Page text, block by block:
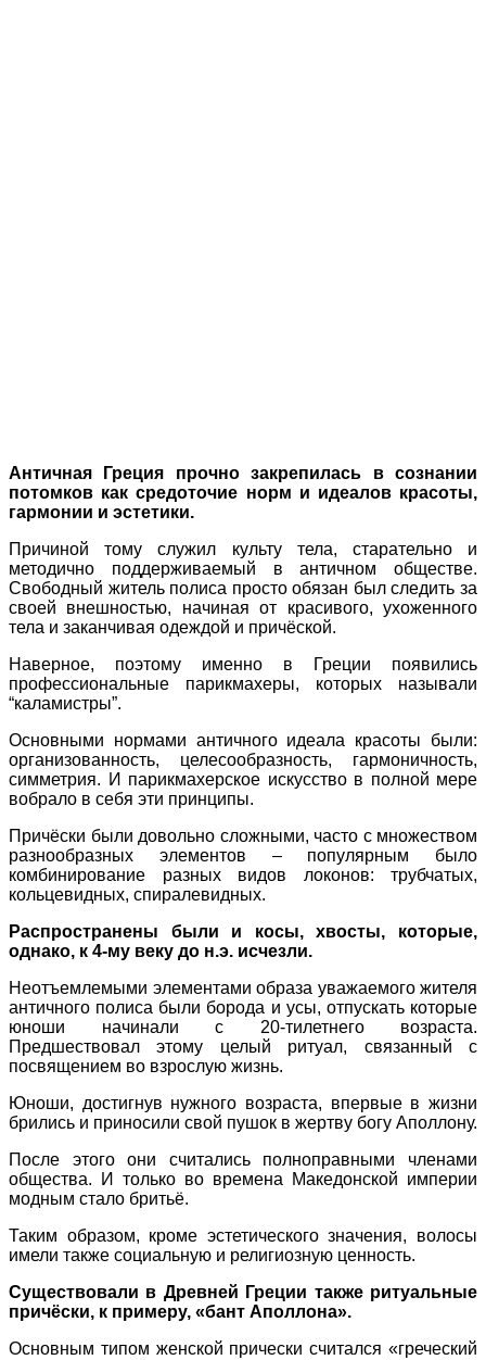
Античная Греция прочно закрепилась в сознании
потомков как средоточие норм и идеалов красоты,
гармонии и эстетики.
Причиной тому служил культу тела, старательно и
методично поддерживаемый в античном обществе.
Свободный житель полиса просто обязан был следить за
своей внешностью, начиная от красивого, ухоженного
тела и заканчивая одеждой и причёской.
Наверное, поэтому именно в Греции появились
профессиональные парикмахеры, которых называли
“каламистры”.
Основными нормами античного идеала красоты были:
организованность, целесообразность, гармоничность,
симметрия. И парикмахерское искусство в полной мере
вобрало в себя эти принципы.
Причёски были довольно сложными, часто с множеством
разнообразных элементов – популярным было
комбинирование разных видов локонов: трубчатых,
кольцевидных, спиралевидных.
Распространены были и косы, хвосты, которые,
однако, к 4-му веку до н.э. исчезли.
Неотъемлемыми элементами образа уважаемого жителя
античного полиса были борода и усы, отпускать которые
юноши начинали с 20-тилетнего возраста.
Предшествовал этому целый ритуал, связанный с
посвящением во взрослую жизнь.
Юноши, достигнув нужного возраста, впервые в жизни
брились и приносили свой пушок в жертву богу Аполлону.
После этого они считались полноправными членами
общества. И только во времена Македонской империи
модным стало бритьё.
Таким образом, кроме эстетического значения, волосы
имели также социальную и религиозную ценность.
Существовали в Древней Греции также ритуальные
причёски, к примеру, «бант Аполлона».
Основным типом женской прически считался «греческий